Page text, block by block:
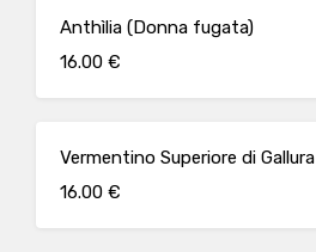
Anthìlia (Donna fugata)
16.00 €
Vermentino Superiore di Gallura
16.00 €